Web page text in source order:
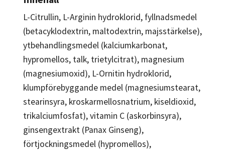
L-Citrullin, L-Arginin hydroklorid, fyllnadsmedel
(betacyklodextrin, maltodextrin, majsstärkelse),
ytbehandlingsmedel (kalciumkarbonat,
hypromellos, talk, trietylcitrat), magnesium
(magnesiumoxid), L-Ornitin hydroklorid,
klumpförebyggande medel (magnesiumstearat,
stearinsyra, kroskarmellosnatrium, kiseldioxid,
trikalciumfosfat), vitamin C (askorbinsyra),
ginsengextrakt (Panax Ginseng),
förtjockningsmedel (hypromellos),